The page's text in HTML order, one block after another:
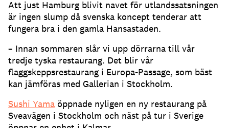
Att just Hamburg blivit navet för utlandssatsningen
är ingen slump då svenska koncept tenderar att
fungera bra i den gamla Hansastaden.
– Innan sommaren slår vi upp dörrarna till vår
tredje tyska restaurang. Det blir vår
flaggskeppsrestaurang i Europa-Passage, som bäst
kan jämföras med Gallerian i Stockholm.
Sushi Yama öppnade nyligen en ny restaurang på
Sveavägen i Stockholm och näst på tur i Sverige